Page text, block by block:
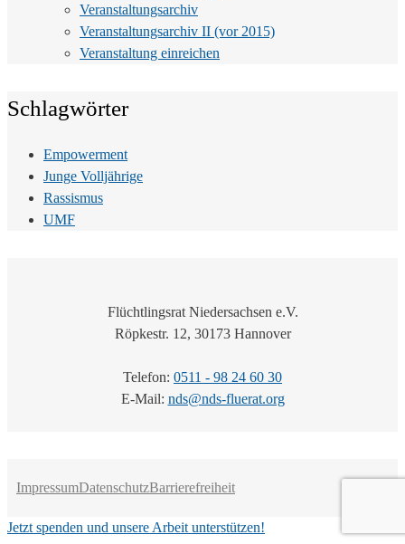
Veranstaltungsarchiv
Veranstaltungsarchiv II (vor 2015)
Veranstaltung einreichen
Schlagwörter
Empowerment
Junge Volljährige
Rassismus
UMF
Flüchtlingsrat Niedersachsen e.V.
Röpkestr. 12, 30173 Hannover
Telefon: 0511 - 98 24 60 30
E-Mail: nds@nds-fluerat.org
ImpressumDatenschutzBarrierefreiheit
Jetzt spenden und unsere Arbeit unterstützen!